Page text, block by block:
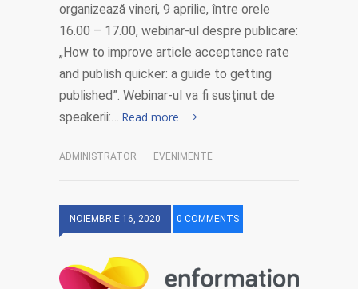
organizează vineri, 9 aprilie, între orele
16.00 – 17.00, webinar-ul despre publicare:
„How to improve article acceptance rate
and publish quicker: a guide to getting
published”. Webinar-ul va fi susţinut de
speakerii:…
Read more
ADMINISTRATOR EVENIMENTE
NOIEMBRIE 16, 2020 0 COMMENTS